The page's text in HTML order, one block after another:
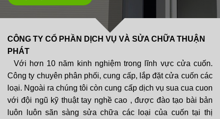
CÔNG TY CỔ PHẦN DỊCH VỤ VÀ SỬA CHỮA THUẬN
PHÁT
Với hơn 10 năm kinh nghiệm trong lĩnh vực cửa cuốn.
Công ty chuyên phân phối, cung cấp, lắp đặt cửa cuốn các
loại. Ngoài ra chúng tôi còn cung cấp dịch vụ sua cua cuon
với đội ngũ kỹ thuật tay nghề cao , được đào tạo bài bản
luôn luôn sãn sàng sửa chữa các loại của cuốn tại thị